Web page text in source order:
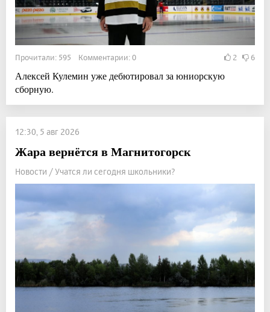
Прочитали: 595 Комментарии: 0 2 6
Алексей Кулемин уже дебютировал за юниорскую
сборную.
12:30, 5 авг 2026
Жара вернётся в Магнитогорск
Новости / Учатся ли сегодня школьники?